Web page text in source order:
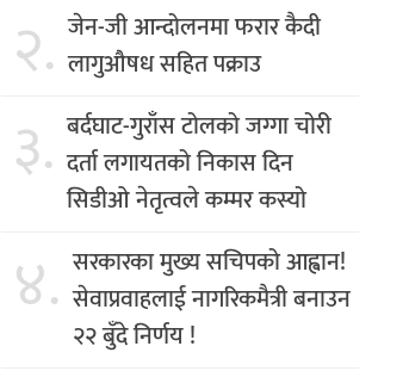
२. जेन-जी आन्दोलनमा फरार कैदी
लागुऔषध सहित पक्राउ
३. बर्दघाट-गुराँस टोलको जग्गा चोरी
दर्ता लगायतको निकास दिन
सिडीओ नेतृत्वले कम्मर कस्यो
४. सरकारका मुख्य सचिपको आह्वान!
सेवाप्रवाहलाई नागरिकमैत्री बनाउन
२२ बुँदे निर्णय !